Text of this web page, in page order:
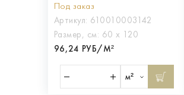
Под заказ
Артикул: 610010003142
Размер, см: 60 х 120
96,24 РУБ/М²
м²